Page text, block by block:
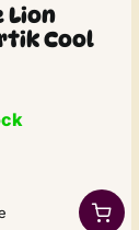
Lion
Cool